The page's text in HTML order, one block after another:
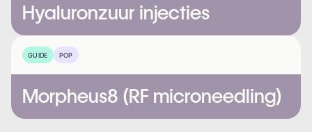
Hyaluronzuur injecties
GUIDE POP
Morpheus8 (RF microneedling)